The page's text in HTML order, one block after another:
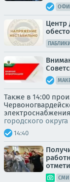
Центр
ПАБЛИКИ
Также в 14:00
городского
14:40
СМИ